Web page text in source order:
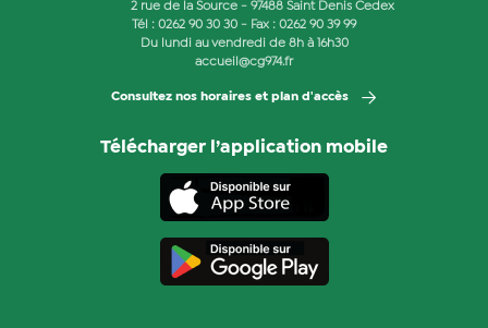
2 rue de la Source - 97488 Saint Denis Cedex
Tél : 0262 90 30 30 - Fax : 0262 90 39 99
Du lundi au vendredi de 8h à 16h30
accueil@cg974.fr
Consultez nos horaires et plan d'accès
Télécharger l’application mobile